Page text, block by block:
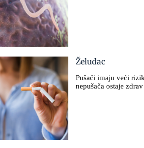
Želudac
Pušači imaju veći
nepušača ostaje